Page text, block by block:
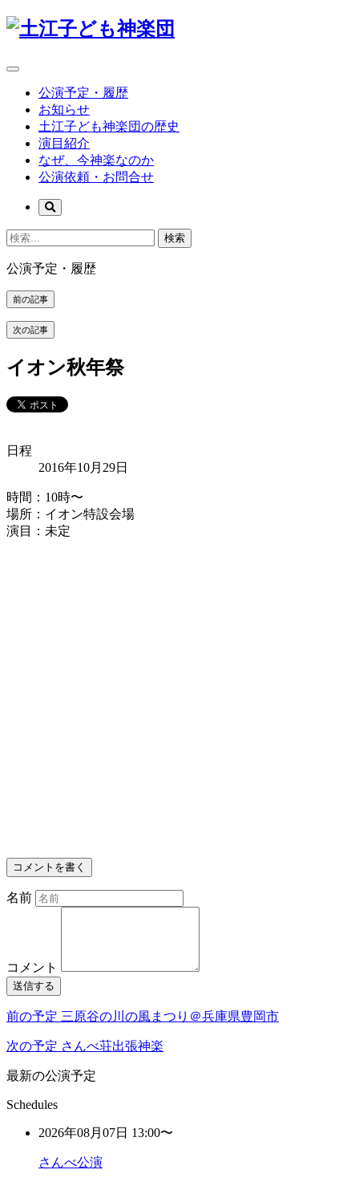
公演予定・履歴
お知らせ
土江子ども神楽団の歴史
演目紹介
なぜ、今神楽なのか
公演依頼・お問合せ
検索
公演予定・履歴
前の記事
次の記事
イオン秋年祭
日程
2016年10月29日
時間：10時〜
場所：イオン特設会場
演目：未定
コメントを書く
名前
コメント
送信する
前の予定 三原谷の川の風まつり＠兵庫県豊岡市
次の予定 さんべ荘出張神楽
最新の公演予定
Schedules
2026年08月07日 13:00〜
さんべ公演